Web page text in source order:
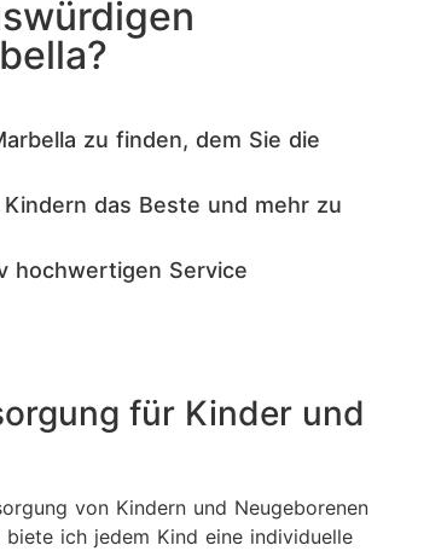
zu finden, dem Sie die
das Beste und mehr zu
hochwertigen Service
für Kinder und
von Kindern und Neugeborenen
ich jedem Kind eine individuelle